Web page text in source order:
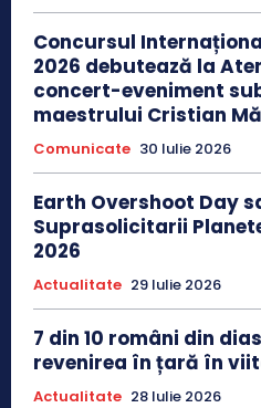
Concursul
2026 debutează la
concert-eveniment
maestrului Cristian
Comunicate 30 Iulie 2026
Earth Overshoot Day
Suprasolicitarii
2026
Actualitate 29 Iulie 2026
7 din 10 români din
revenirea în țară în
Actualitate 28 Iulie 2026